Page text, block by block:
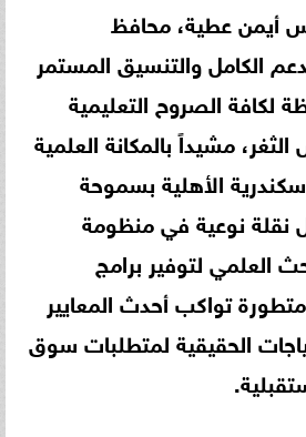
أيمن عطية، محافظ
الكامل والتنسيق المستمر
لكافة الصروح التعليمية
مشيداً بالمكانة العلمية
الأهلية بسموحة
نقلة نوعية في منظومة
العلمي لتوفير برامج
تواكب أحدث المعايير
الحقيقية لمتطلبات سوق